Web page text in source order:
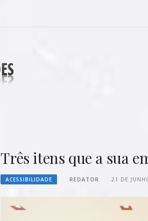
Três itens que a sua
ACESSIBILIDADE REDATOR 21 DE